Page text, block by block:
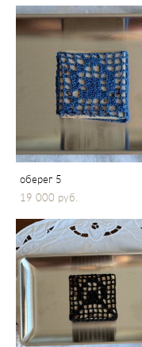
оберег 5
19 000 pуб.